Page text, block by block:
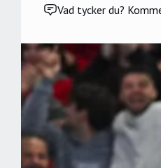
Vad tycker du?